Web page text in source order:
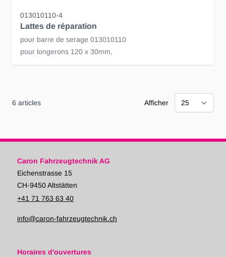
013010110-4
Lattes de réparation
pour barre de serage 013010110
pour longerons 120 x 30mm,
6 articles Afficher
Caron Fahrzeugtechnik AG
Eichenstrasse 15
CH-9450 Altstätten
+41 71 763 63 40
info@caron-fahrzeugtechnik.ch
Horaires d'ouvertures